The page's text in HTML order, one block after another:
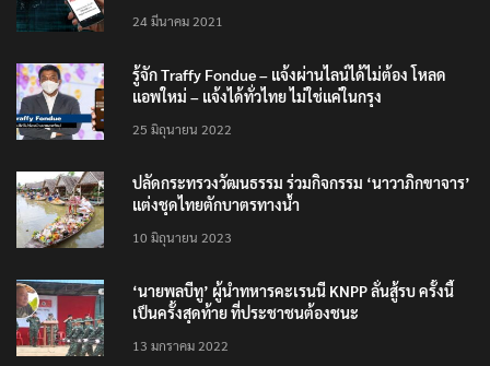
24 มีนาคม 2021
รู้จัก Traffy Fondue – แจ้งผ่านไลน์ได้ไม่ต้อง โหลด
แอพใหม่ – แจ้งได้ทั่วไทย ไม่ใช่แค่ในกรุง
25 มิถุนายน 2022
ปลัดกระทรวงวัฒนธรรม ร่วมกิจกรรม ‘นาวาภิกขาจาร’
แต่งชุดไทยตักบาตรทางน้ำ
10 มิถุนายน 2023
‘นายพลบีทู’ ผู้นำทหารคะเรนนี KNPP ลั่นสู้รบ ครั้งนี้
เป็นครั้งสุดท้าย ที่ประชาชนต้องชนะ
13 มกราคม 2022